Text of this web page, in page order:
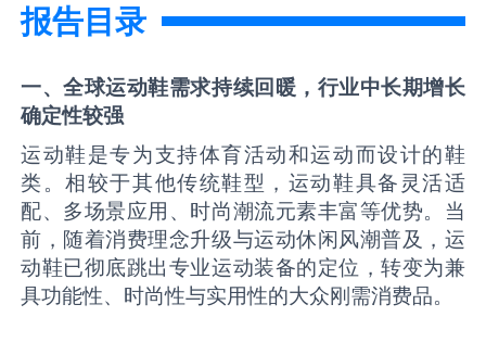
报告目录
一、全球运动鞋需求持续回暖，行业中长期增长
确定性较强
运动鞋是专为支持体育活动和运动而设计的鞋
类。相较于其他传统鞋型，运动鞋具备灵活适
配、多场景应用、时尚潮流元素丰富等优势。当
前，随着消费理念升级与运动休闲风潮普及，运
动鞋已彻底跳出专业运动装备的定位，转变为兼
具功能性、时尚性与实用性的大众刚需消费品。‌‌